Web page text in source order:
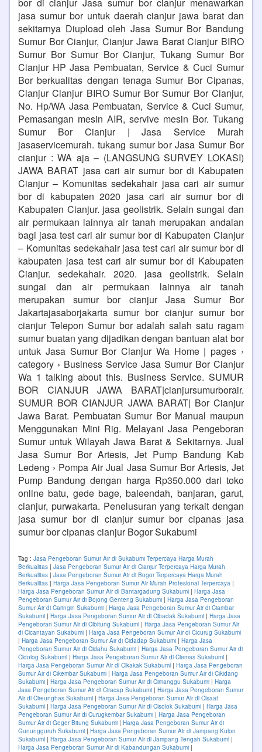
jasa sumur bor untuk daerah cianjur jawa barat dan
sekitarnya Diupload oleh Jasa Sumur Bor Bandung
Sumur Bor Cianjur, Cianjur Jawa Barat Cianjur BIRO
Sumur Bor Sumur Bor Cianjur, Tukang Sumur Bor
Cianjur HP Jasa Pembuatan, Service & Cuci Sumur
Bor berkualitas dengan tenaga Sumur Bor Cipanas,
Cianjur Cianjur BIRO Sumur Bor Sumur Bor Cianjur,
No. Hp/WA Jasa Pembuatan, Service & Cuci Sumur,
Pemasangan mesin AIR, servive mesin Bor. Tukang
Sumur Bor Cianjur | Jasa Service Murah
jasaservicemurah. tukang sumur bor Jasa Sumur Bor
cianjur : WA aja – (LANGSUNG SURVEY LOKASI)
JAWA BARAT jasa cari air sumur bor di Kabupaten
Cianjur – Komunitas sedekahair jasa cari air sumur
bor di kabupaten 2020 jasa cari air sumur bor di
Kabupaten Cianjur. jasa geolistrik. Selain sungai dan
air permukaan lainnya air tanah merupakan andalan
bagi jasa test cari air sumur bor di Kabupaten Cianjur
– Komunitas sedekahair jasa test cari air sumur bor di
kabupaten jasa test cari air sumur bor di Kabupaten
Cianjur. sedekahair. 2020. jasa geolistrik. Selain
sungai dan air permukaan lainnya air tanah
merupakan sumur bor cianjur Jasa Sumur Bor
Jakartajasaborjakarta sumur bor cianjur sumur bor
cianjur Telepon Sumur bor adalah salah satu ragam
sumur buatan yang dijadikan dengan bantuan alat bor
untuk Jasa Sumur Bor Cianjur Wa Home | pages ›
category › Business Service Jasa Sumur Bor Cianjur
Wa 1 talking about this. Business Service. SUMUR
BOR CIANJUR JAWA BARAT|cianjursumurborair.
SUMUR BOR CIANJUR JAWA BARAT| Bor Cianjur
Jawa Barat. Pembuatan Sumur Bor Manual maupun
Menggunakan Mini Rig. Melayani Jasa Pengeboran
Sumur untuk Wilayah Jawa Barat & Sekitarnya. Jual
Jasa Sumur Bor Artesis, Jet Pump Bandung Kab
Ledeng › Pompa Air Jual Jasa Sumur Bor Artesis, Jet
Pump Bandung dengan harga Rp350.000 dari toko
online batu, gede bage, baleendah, banjaran, garut,
cianjur, purwakarta. Penelusuran yang terkait dengan
jasa sumur bor di cianjur sumur bor cipanas jasa
sumur bor cipanas cianjur Bogor Sukabumi
Tag : Jasa Pengeboran Sumur Air di Sukabumi Terpercaya Harga Murah
Berkualitas | Jasa Pengeboran Sumur Air di Cianjur Terpercaya Harga Murah
Berkualitas | Jasa Pengeboran Sumur Air di Bogor Terpercaya Harga Murah
Berkualitas | Harga Jasa Pengeboran Sumur Air Murah Profesional Terpercaya |
Harga Jasa Pengeboran Sumur Air di Bantargadung Sukabumi | Harga Jasa
Pengeboran Sumur Air di Bojong Genteng Sukabumi | Harga Jasa Pengeboran
Sumur Air di Caringin Sukabumi | Harga Jasa Pengeboran Sumur Air di Ciambar
Sukabumi | Harga Jasa Pengeboran Sumur Air di Cibadak Sukabumi | Harga Jasa
Pengeboran Sumur Air di Cibitung Sukabumi | Harga Jasa Pengeboran Sumur Air
di Cicantayan Sukabumi | Harga Jasa Pengeboran Sumur Air di Cicurug Sukabumi
| Harga Jasa Pengeboran Sumur Air di Cidadap Sukabumi | Harga Jasa
Pengeboran Sumur Air di Cidahu Sukabumi | Harga Jasa Pengeboran Sumur Air di
Cidolog Sukabumi | Harga Jasa Pengeboran Sumur Air di Ciemas Sukabumi |
Harga Jasa Pengeboran Sumur Air di Cikakak Sukabumi | Harga Jasa Pengeboran
Sumur Air di Cikembar Sukabumi | Harga Jasa Pengeboran Sumur Air di Cikidang
Sukabumi | Harga Jasa Pengeboran Sumur Air di Cimanggu Sukabumi | Harga
Jasa Pengeboran Sumur Air di Ciracap Sukabumi | Harga Jasa Pengeboran Sumur
Air di Cireunghas Sukabumi | Harga Jasa Pengeboran Sumur Air di Cisaat
Sukabumi | Harga Jasa Pengeboran Sumur Air di Cisolok Sukabumi | Harga Jasa
Pengeboran Sumur Air di Curugkembar Sukabumi | Harga Jasa Pengeboran
Sumur Air di Geger Bitung Sukabumi | Harga Jasa Pengeboran Sumur Air di
Gunungguruh Sukabumi | Harga Jasa Pengeboran Sumur Air di Jampang Kulon
Sukabumi | Harga Jasa Pengeboran Sumur Air di Jampang Tengah Sukabumi |
Harga Jasa Pengeboran Sumur Air di Kabandungan Sukabumi |